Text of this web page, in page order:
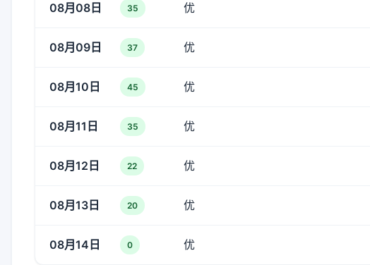
08月08日 35 优
08月09日 37 优
08月10日 45 优
08月11日 35 优
08月12日 22 优
08月13日 20 优
08月14日 0 优